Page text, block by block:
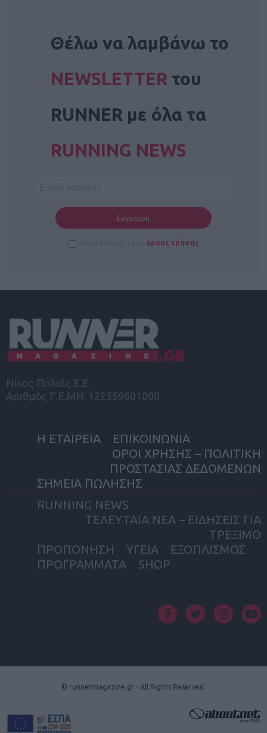
Θέλω να λαμβάνω το
NEWSLETTER του
RUNNER με όλα τα
RUNNING NEWS
όρους χρήσης
Νίκος Πολιάς Ε.Ε.
Αριθμός Γ.Ε.ΜΗ: 122559601000
Η ΕΤΑΙΡΕΙΑ
ΕΠΙΚΟΙΝΩΝΙΑ
ΟΡΟΙ ΧΡΗΣΗΣ – ΠΟΛΙΤΙΚΗ
ΠΡΟΣΤΑΣΙΑΣ ΔΕΔΟΜΕΝΩΝ
ΣΗΜΕΙΑ ΠΩΛΗΣΗΣ
RUNNING NEWS
ΤΕΛΕΥΤΑΙΑ ΝΕΑ – ΕΙΔΗΣΕΙΣ ΓΙΑ
ΤΡΕΞΙΜΟ
ΠΡΟΠΟΝΗΣΗ
ΥΓΕΙΑ
ΕΞΟΠΛΙΣΜΟΣ
ΠΡΟΓΡΑΜΜΑΤΑ
SHOP
© runnermagazine.gr - All Rights Reserved.